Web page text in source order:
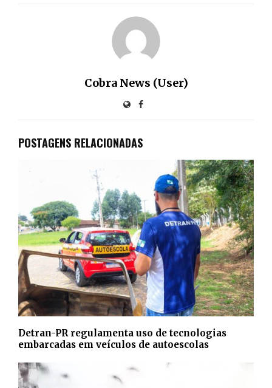
Cobra News (User)
POSTAGENS RELACIONADAS
Detran-PR regulamenta uso de tecnologias
embarcadas em veículos de autoescolas